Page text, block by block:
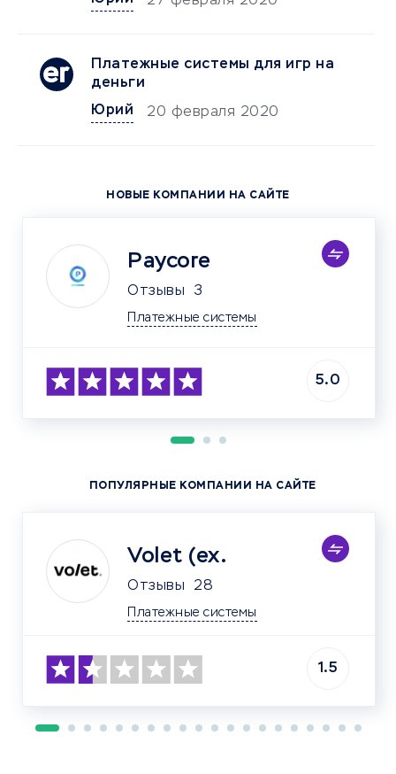
Платежные системы для игр на
деньги
Юрий
20 февраля 2020
НОВЫЕ КОМПАНИИ НА САЙТЕ
Paycore
Отзывы 3
Платежные системы
5.0
ПОПУЛЯРНЫЕ КОМПАНИИ НА САЙТЕ
Volet (ex.
Отзывы 28
Платежные системы
1.5